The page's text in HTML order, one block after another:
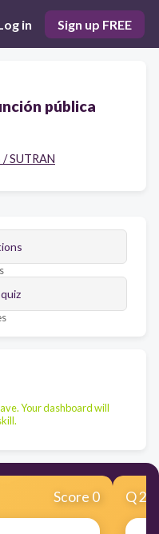
in Sign up FREE
pública
SUTRAN
Your dashboard will
Score 0 Q2